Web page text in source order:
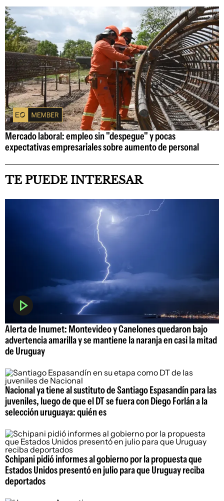
Mercado laboral: empleo sin "despegue" y pocas
expectativas empresariales sobre aumento de personal
TE PUEDE INTERESAR
Alerta de Inumet: Montevideo y Canelones quedaron bajo
advertencia amarilla y se mantiene la naranja en casi la mitad
de Uruguay
Nacional ya tiene al sustituto de Santiago Espasandín para las
juveniles, luego de que el DT se fuera con Diego Forlán a la
selección uruguaya: quién es
Schipani pidió informes al gobierno por la propuesta que
Estados Unidos presentó en julio para que Uruguay reciba
deportados